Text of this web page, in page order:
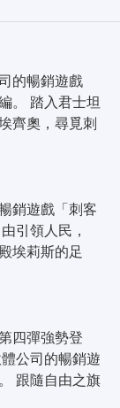
的暢銷遊戲
。 踏入君士坦
齊奧，尋覓刺
銷遊戲「刺客
引領人民，
埃莉斯的足
四彈強勢登
公司的暢銷遊
跟隨自由之旗